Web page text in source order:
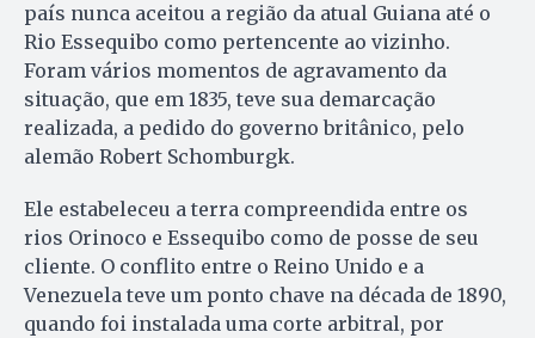
país nunca aceitou a região da atual Guiana até o
Rio Essequibo como pertencente ao vizinho.
Foram vários momentos de agravamento da
situação, que em 1835, teve sua demarcação
realizada, a pedido do governo britânico, pelo
alemão Robert Schomburgk.
Ele estabeleceu a terra compreendida entre os
rios Orinoco e Essequibo como de posse de seu
cliente. O conflito entre o Reino Unido e a
Venezuela teve um ponto chave na década de 1890,
quando foi instalada uma corte arbitral, por